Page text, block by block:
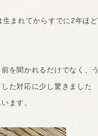
まれてからすでに2年ほど
を聞かれるだけでなく、う
た対応に少し驚きました
ます。